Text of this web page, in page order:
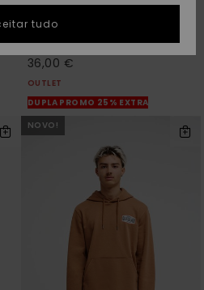
para
a
mais
à tua
uma
e o
de
Sweatshirt com capuz Azul
homem
60,00 € 40%
36,00 €
OUTLET
DUPLA PROMO 25% EXTRA
NOVO!
tudo